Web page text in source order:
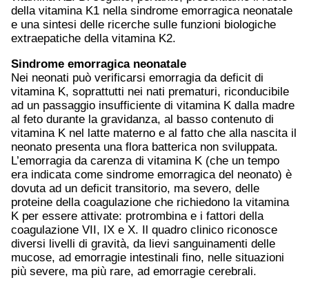
della vitamina K1 nella sindrome emorragica neonatale
e una sintesi delle ricerche sulle funzioni biologiche
extraepatiche della vitamina K2.
Sindrome emorragica neonatale
Nei neonati può verificarsi emorragia da deficit di
vitamina K, soprattutti nei nati prematuri, riconducibile
ad un passaggio insufficiente di vitamina K dalla madre
al feto durante la gravidanza, al basso contenuto di
vitamina K nel latte materno e al fatto che alla nascita il
neonato presenta una flora batterica non sviluppata.
L’emorragia da carenza di vitamina K (che un tempo
era indicata come sindrome emorragica del neonato) è
dovuta ad un deficit transitorio, ma severo, delle
proteine della coagulazione che richiedono la vitamina
K per essere attivate: protrombina e i fattori della
coagulazione VII, IX e X. Il quadro clinico riconosce
diversi livelli di gravità, da lievi sanguinamenti delle
mucose, ad emorragie intestinali fino, nelle situazioni
più severe, ma più rare, ad emorragie cerebrali.